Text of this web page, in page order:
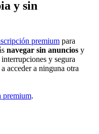
y sin
premium para
navegar sin anuncios y
y segura
acceder a ninguna otra
premium.